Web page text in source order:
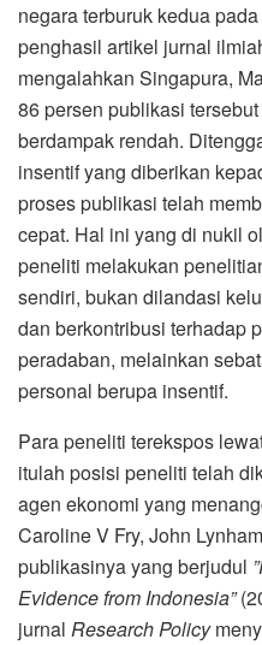
negara terburuk kedua
penghasil artikel jurnal
mengalahkan Singapura,
86 persen publikasi
berdampak rendah.
insentif yang diberikan
proses publikasi telah
cepat. Hal ini yang di nukil
peneliti melakukan
sendiri, bukan dilandasi
dan berkontribusi terhadap
peradaban, melainkan
personal berupa insentif.
Para peneliti terekspos
itulah posisi peneliti telah
agen ekonomi yang
Caroline V Fry, John
publikasinya yang berjudul
Evidence from Indonesia”
jurnal Research Policy